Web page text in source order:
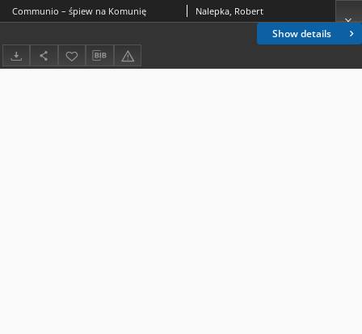
Show details
Communio – śpiew na Komunię Nalepka, Robert